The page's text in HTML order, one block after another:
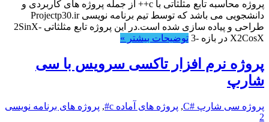
پروژه محاسبه تابع مثلثاتی با c++ از جمله پروژه های کاربردی و
دانشجویی می باشد که توسط تیم برنامه نویسی Projectp30.ir
طراحی و پیاده سازی شده است.در این پروژه تابع مثلثاتی 2SinX-
X2CosX در بازه -3
توضیحات بیشتر »
پروژه نرم افزار تاکسی سرویس با سی
شارپ
پروژه سی شارپ #C , پروژه های آماده c# , پروژه های برنامه نویسی
2